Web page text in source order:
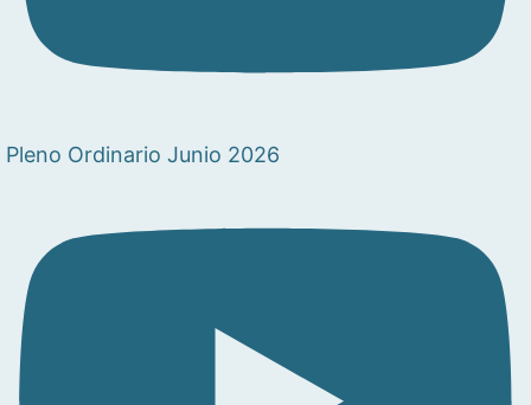
Pleno Ordinario Junio 2026